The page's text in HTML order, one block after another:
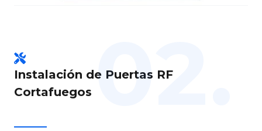
Instalación de Puertas RF
Cortafuegos 02.